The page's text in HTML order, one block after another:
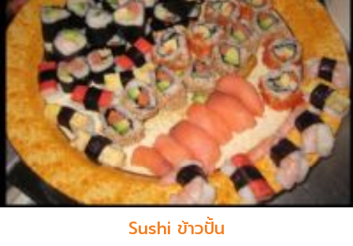
Sushi ข้าวปั้น